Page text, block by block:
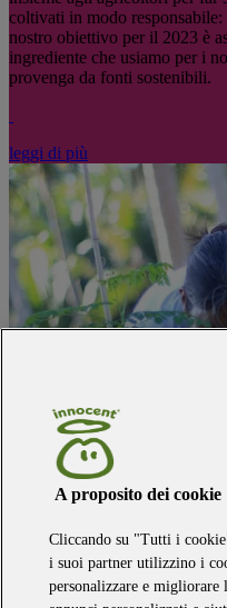
coltivati in modo
nostro obiettivo per il 2023 è
ingrediente che usiamo per i
provenga da fonti sostenibili.
leggi di più
A proposito dei cookie
Cliccando su "Tutti i
i suoi partner utilizzino i
personalizzare e